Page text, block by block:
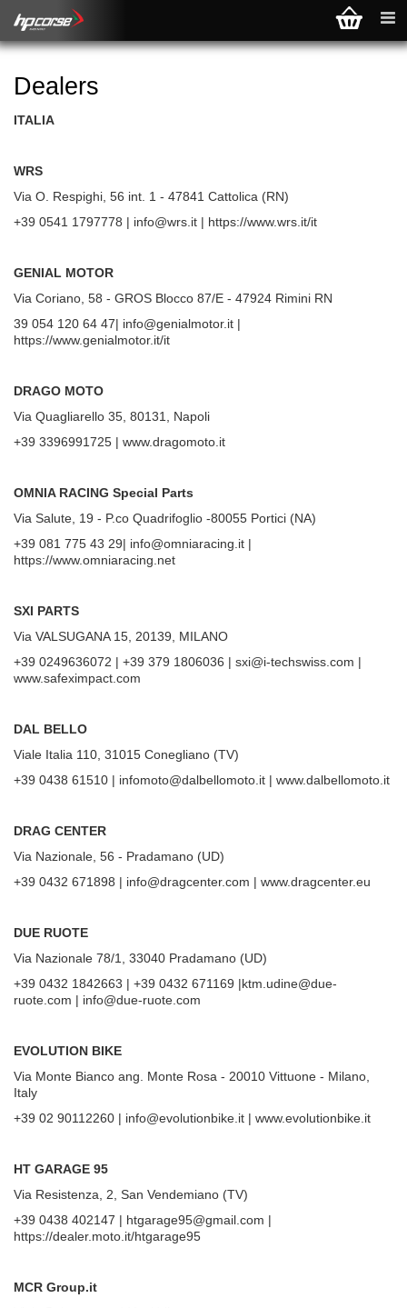
Dealers
ITALIA
WRS
Via O. Respighi, 56 int. 1 - 47841 Cattolica (RN)
+39 0541 1797778 | info@wrs.it | https://www.wrs.it/it
GENIAL MOTOR
Via Coriano, 58 - GROS Blocco 87/E - 47924 Rimini RN
39 054 120 64 47| info@genialmotor.it |
https://www.genialmotor.it/it
DRAGO MOTO
Via Quagliarello 35, 80131, Napoli
+39 3396991725 | www.dragomoto.it
OMNIA RACING Special Parts
Via Salute, 19 - P.co Quadrifoglio -80055 Portici (NA)
+39 081 775 43 29| info@omniaracing.it |
https://www.omniaracing.net
SXI PARTS
Via VALSUGANA 15, 20139, MILANO
+39 0249636072 | +39 379 1806036 | sxi@i-techswiss.com |
www.safeximpact.com
DAL BELLO
Viale Italia 110, 31015 Conegliano (TV)
+39 0438 61510 | infomoto@dalbellomoto.it | www.dalbellomoto.it
DRAG CENTER
Via Nazionale, 56 - Pradamano (UD)
+39 0432 671898 | info@dragcenter.com | www.dragcenter.eu
DUE RUOTE
Via Nazionale 78/1, 33040 Pradamano (UD)
+39 0432 1842663 | +39 0432 671169 |ktm.udine@due-
ruote.com | info@due-ruote.com
EVOLUTION BIKE
Via Monte Bianco ang. Monte Rosa - 20010 Vittuone - Milano,
Italy
+39 02 90112260 | info@evolutionbike.it | www.evolutionbike.it
HT GARAGE 95
Via Resistenza, 2, San Vendemiano (TV)
+39 0438 402147 | htgarage95@gmail.com |
https://dealer.moto.it/htgarage95
MCR Group.it